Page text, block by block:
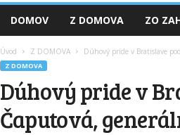
DOMOV Z DOMOVA ZO
Úvod Z DOMOVA Dúhový pride v Bratislave
Z DOMOVA
Dúhový pride v
Čaputová,